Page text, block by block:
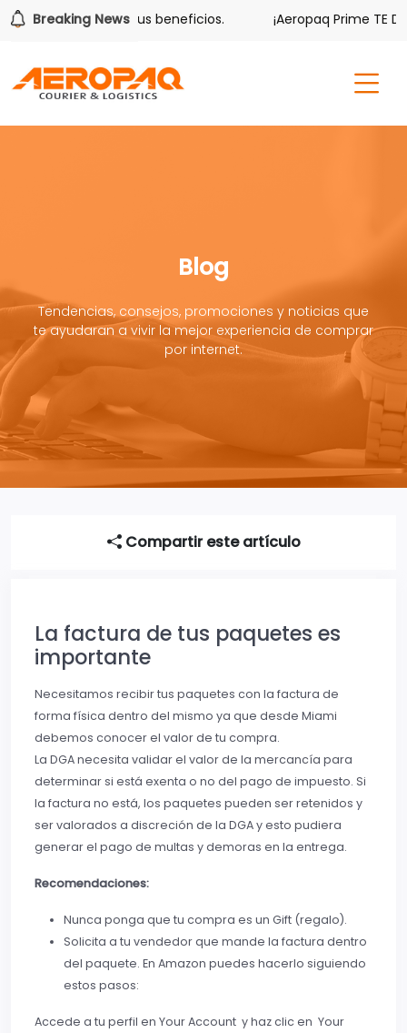
Breaking News
también tiene sus beneficios. ¡Aeropaq Prime TE DA
Blog
Tendencias, consejos, promociones y noticias que
te ayudaran a vivir la mejor experiencia de comprar
por internet.
Compartir este artículo
La factura de tus paquetes es
importante
Necesitamos recibir tus paquetes con la factura de
forma física dentro del mismo ya que desde Miami
debemos conocer el valor de tu compra.
La DGA necesita validar el valor de la mercancía para
determinar si está exenta o no del pago de impuesto. Si
la factura no está, los paquetes pueden ser retenidos y
ser valorados a discreción de la DGA y esto pudiera
generar el pago de multas y demoras en la entrega.
Recomendaciones:
Nunca ponga que tu compra es un Gift (regalo).
Solicita a tu vendedor que mande la factura dentro
del paquete. En Amazon puedes hacerlo siguiendo
estos pasos:
Accede a tu perfil en Your Account y haz clic en Your